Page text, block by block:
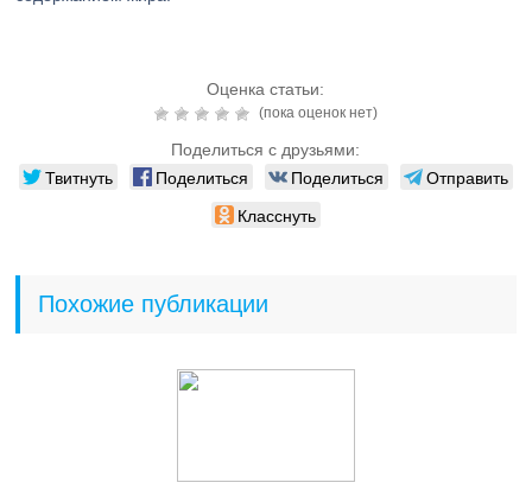
Оценка статьи:
(пока оценок нет)
Поделиться с друзьями:
Твитнуть Поделиться Поделиться
Отправить
Класснуть
Похожие публикации